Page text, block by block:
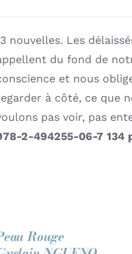
nouvelles. Les
du fond de
et nous
à côté, ce que
pas voir, pas
2-494255-06-7134
Rouge